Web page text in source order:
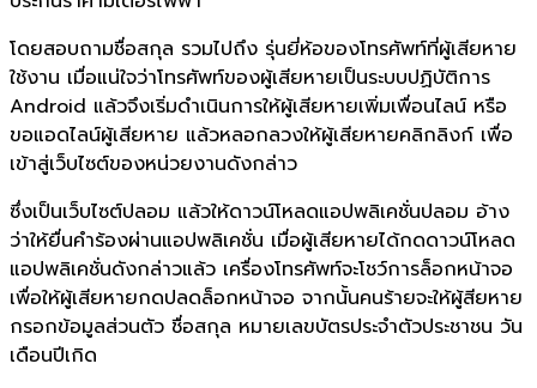
โดยสอบถามชื่อสกุล รวมไปถึง รุ่นยี่ห้อของโทรศัพท์ที่ผู้เสียหาย
ใช้งาน เมื่อแน่ใจว่าโทรศัพท์ของผู้เสียหายเป็นระบบปฏิบัติการ
Android แล้วจึงเริ่มดำเนินการให้ผู้เสียหายเพิ่มเพื่อนไลน์ หรือ
ขอแอดไลน์ผู้เสียหาย แล้วหลอกลวงให้ผู้เสียหายคลิกลิงก์ เพื่อ
เข้าสู่เว็บไซต์ของหน่วยงานดังกล่าว
ซึ่งเป็นเว็บไซต์ปลอม แล้วให้ดาวน์โหลดแอปพลิเคชั่นปลอม อ้าง
ว่าให้ยื่นคำร้องผ่านแอปพลิเคชั่น เมื่อผู้เสียหายได้กดดาวน์โหลด
แอปพลิเคชั่นดังกล่าวแล้ว เครื่องโทรศัพท์จะโชว์การล็อกหน้าจอ
เพื่อให้ผู้เสียหายกดปลดล็อกหน้าจอ จากนั้นคนร้ายจะให้ผู้สียหาย
กรอกข้อมูลส่วนตัว ชื่อสกุล หมายเลขบัตรประจำตัวประชาชน วัน
เดือนปีเกิด